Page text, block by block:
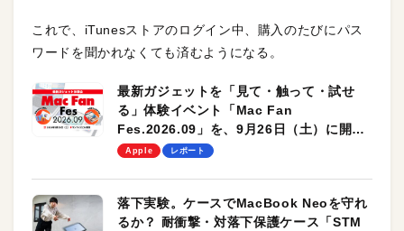
これで、iTunesストアのログイン中、購入のたびにパス
ワードを聞かれなくても済むようになる。
最新ガジェットを「見て・触って・試せ
る」体験イベント「Mac Fan
Fes.2026.09」を、9月26日（土）に開催
します！
Apple レポート
落下実験。ケースでMacBook Neoを守れ
るか？ 耐衝撃・対落下保護ケース「STM